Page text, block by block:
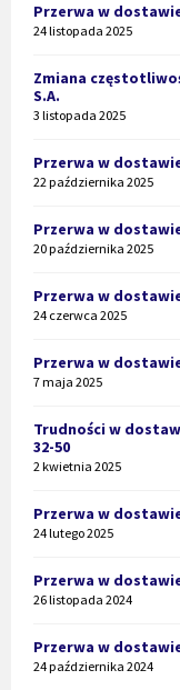
Przerwa w dostawie
24 listopada 2025
Zmiana
S.A.
3 listopada 2025
Przerwa w
22 października 2025
Przerwa w dostawie
20 października 2025
Przerwa w
24 czerwca 2025
Przerwa w dostawie
7 maja 2025
Trudności w
32-50
2 kwietnia 2025
Przerwa w dostawie
24 lutego 2025
Przerwa w
26 listopada 2024
Przerwa w
24 października 2024